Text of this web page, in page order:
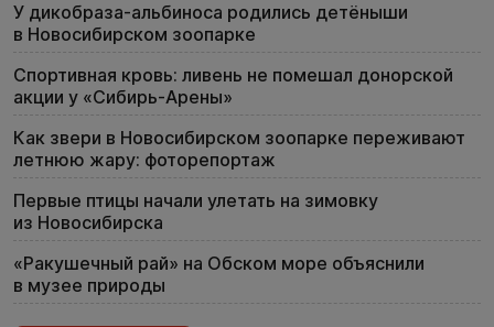
У дикобраза-альбиноса родились детёныши
в Новосибирском зоопарке
Спортивная кровь: ливень не помешал донорской
акции у «Сибирь-Арены»
Как звери в Новосибирском зоопарке переживают
летнюю жару: фоторепортаж
Первые птицы начали улетать на зимовку
из Новосибирска
«Ракушечный рай» на Обском море объяснили
в музее природы